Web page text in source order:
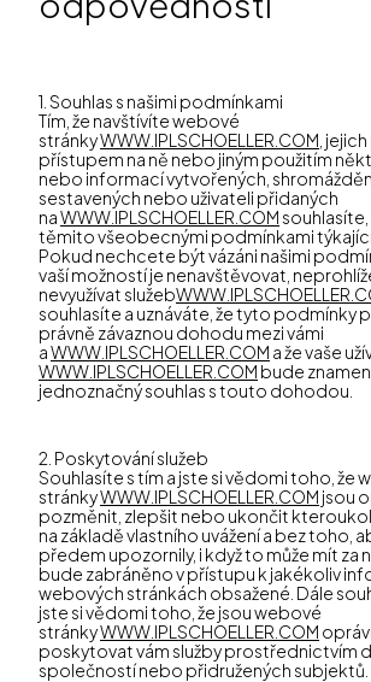
1. Souhlas s našimi podmínkami
Tím, že navštívíte webové
stránkyWWW.IPLSCHOELLER.COM ,
přístupem na ně nebo jiným použitím
nebo informací vytvořených,
sestavených nebo uživateli přidaných
naWWW.IPLSCHOELLER.COM souhlasíte,
těmito všeobecnými podmínkami
Pokud nechcete být vázáni našimi
vaší možností je nenavštěvovat,
nevyužívat služeb
souhlasíte a uznáváte, že tyto podmínky
právně závaznou dohodu mezi vámi
aWWW.IPLSCHOELLER.COM a že vaše
WWW.IPLSCHOELLER.COM bude
jednoznačný souhlas s touto dohodou.
2. Poskytování služeb
Souhlasíte s tím a jste si vědomi toho, že
stránkyWWW.IPLSCHOELLER.COM jsou
pozměnit, zlepšit nebo ukončit
na základě vlastního uvážení a bez toho,
předem upozornily, i když to může mít za
bude zabráněno v přístupu k jakékoliv
webových stránkách obsažené. Dále
jste si vědomi toho, že jsou webové
stránkyWWW.IPLSCHOELLER.COM
poskytovat vám služby prostřednictvím
společností nebo přidružených subjektů.